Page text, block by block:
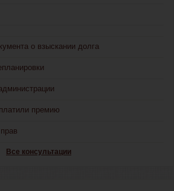
о взыскании долга
премию
Все консультации